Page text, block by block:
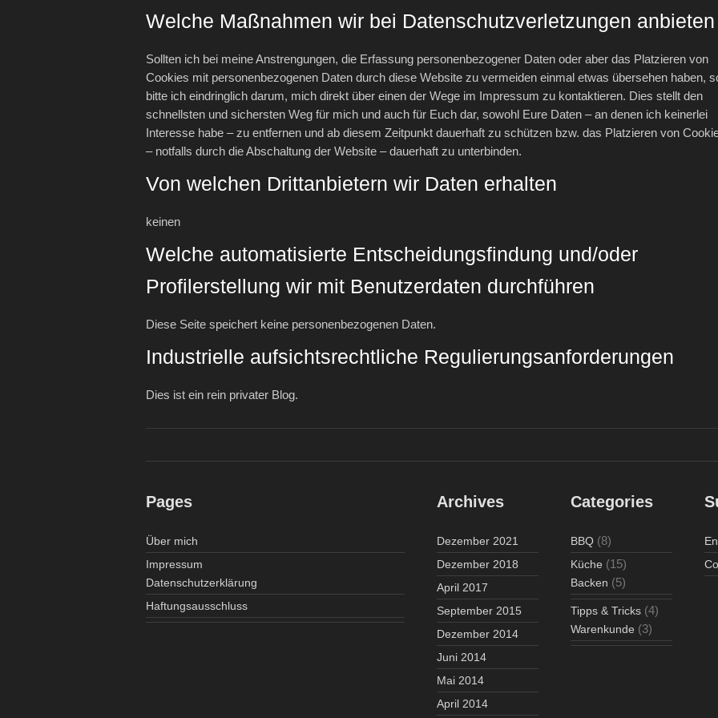
Welche Maßnahmen wir bei Datenschutzverletzungen anbieten
Sollten ich bei meine Anstrengungen, die Erfassung personenbezogener Daten oder aber das Platzieren von
Cookies mit personenbezogenen Daten durch diese Website zu vermeiden einmal etwas übersehen haben,
bitte ich eindringlich darum, mich direkt über einen der Wege im Impressum zu kontaktieren. Dies stellt den
schnellsten und sichersten Weg für mich und auch für Euch dar, sowohl Eure Daten – an denen ich keinerlei
Interesse habe – zu entfernen und ab diesem Zeitpunkt dauerhaft zu schützen bzw. das Platzieren von
– notfalls durch die Abschaltung der Website – dauerhaft zu unterbinden.
Von welchen Drittanbietern wir Daten erhalten
keinen
Welche automatisierte Entscheidungsfindung und/oder
Profilerstellung wir mit Benutzerdaten durchführen
Diese Seite speichert keine personenbezogenen Daten.
Industrielle aufsichtsrechtliche Regulierungsanforderungen
Dies ist ein rein privater Blog.
Pages
Über mich
Impressum
Datenschutzerklärung
Haftungsausschluss
Archives
Dezember 2021
Dezember 2018
April 2017
September 2015
Dezember 2014
Juni 2014
Mai 2014
April 2014
Categories
BBQ(8)
Küche (15)
Backen (5)
Tipps & Tricks(4)
Warenkunde (3)